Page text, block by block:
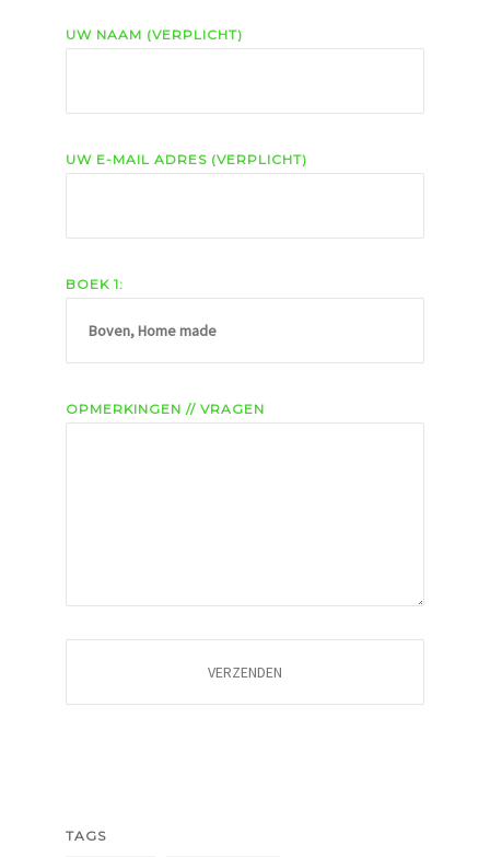
UW NAAM (VERPLICHT)
UW E-MAIL ADRES (VERPLICHT)
BOEK 1:
OPMERKINGEN // VRAGEN
TAGS